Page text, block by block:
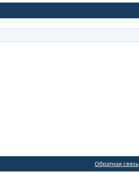
Обратная связь